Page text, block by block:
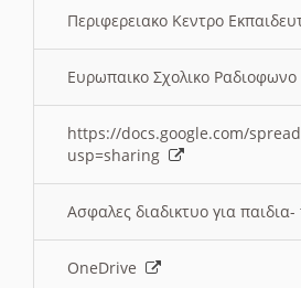
Περιφερειακο Κεντρο
Ευρωπαικο Σχολικο Ραδιοφωνο
https://docs.google.com/
usp=sharing
Ασφαλες διαδικτυο για
OneDrive